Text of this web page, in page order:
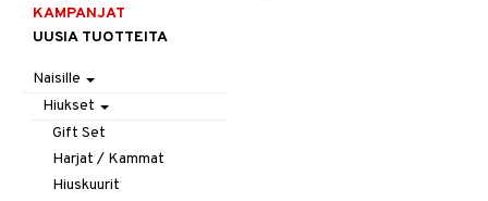
KAMPANJAT
UUSIA TUOTTEITA
Naisille
Hiukset
Gift Set
Harjat / Kammat
Hiuskuurit